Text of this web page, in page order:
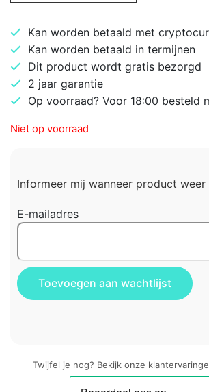
Kan worden betaald met
Kan worden betaald in termijnen
Dit product wordt gratis bezorgd
2 jaar garantie
Op voorraad? Voor 18:00 besteld
Niet op voorraad
Informeer mij wanneer product
E-mailadres
Twijfel je nog? Bekijk onze